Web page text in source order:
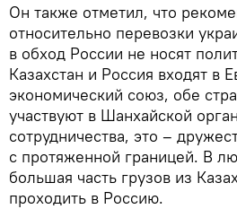
Он также отметил, что
относительно перевозки
в обход России не носят
Казахстан и Россия входят в
экономический союз, обе
участвуют в Шанхайской
сотрудничества, это –
с протяженной границей. В
большая часть грузов из
проходить в Россию.